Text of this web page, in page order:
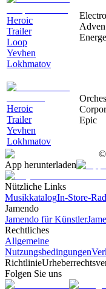
Heroic
Trailer
Loop
Yevhen
Lokhmatov
Heroic
Trailer
Yevhen
Lokhmatov
Epic
©
App herunterladen
Nützliche Links
MusikkatalogIn-Store-
Jamendo
Jamendo für Künstler
Rechtliches
Allgemeine
Nutzungsbedingungen
Richtlinie
Folgen Sie uns